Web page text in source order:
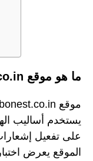
ما هو موقع Trackturbonest.co.in؟
يستخدم أساليب
على تفعيل